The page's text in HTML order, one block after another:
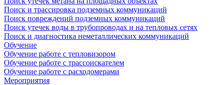
Поиск и трассировка подземных коммуникаций
Поиск повреждений подземных коммуникаций
Поиск утечек воды в трубопроводах и на тепловых сетях
Поиск и диагностика неметаллических коммуникаций
Обучение
Обучение работе с тепловизором
Обучение работе с трассоискателем
Обучение работе с расходомерами
Мероприятия